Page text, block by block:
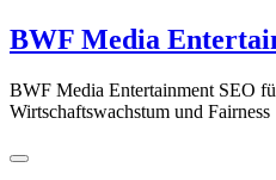
Zum
Inhalt
BWF Media
BWF Media Entertainment SEO
Wirtschaftswachstum und Fairness